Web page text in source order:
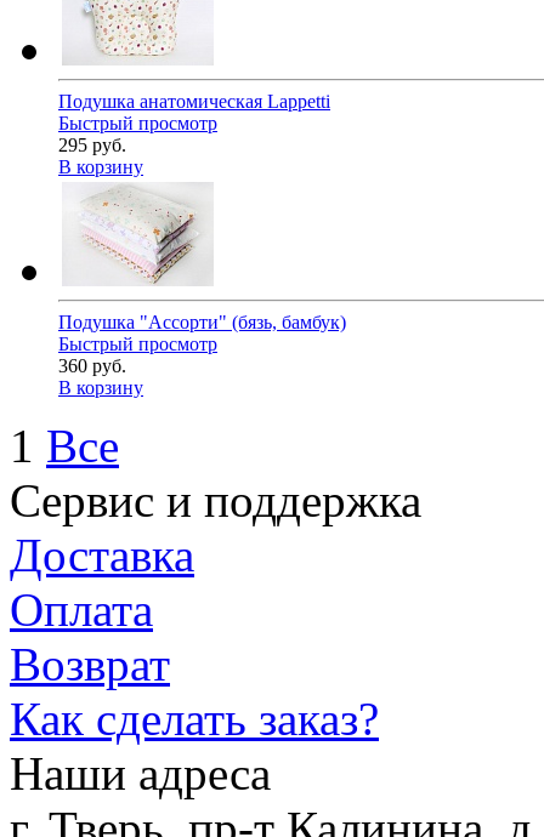
Подушка анатомическая Lappetti
Быстрый просмотр
295 руб.
В корзину
Подушка "Ассорти" (бязь, бамбук)
Быстрый просмотр
360 руб.
В корзину
1 Все
Сервис и поддержка
Доставка
Оплата
Возврат
Как сделать заказ?
Наши адреса